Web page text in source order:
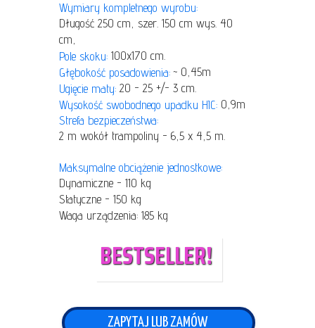
BESTSELLER!
Wymiary kompletnego wyrobu:
Długość 250 cm, szer. 150 cm wys. 40
cm,
Pole skoku: 100x170 cm.
Głębokość posadowienia: ~ 0,45m
Ugięcie maty: 20 - 25 +/- 3 cm.
Wysokość swobodnego upadku HIC: 0,9m
Strefa bezpieczeństwa:
2 m wokół trampoliny - 6,5 x 4,5 m.
Maksymalne obciążenie jednostkowe:
Dynamiczne - 110 kg
Statyczne - 150 kg
Waga urządzenia: 185 kg
ZAPYTAJ LUB ZAMÓW